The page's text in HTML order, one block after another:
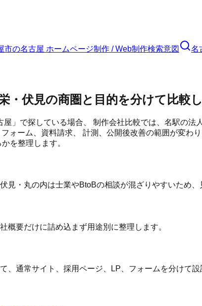
市の名古屋 ホームページ制作 / Web制作検索意図 名
・伏見の商圏と目的を分けて比較
」で探している場合、 制作会社比較では、名駅の
ォーム、資料請求、 計測、公開後改善の範囲が変わ
を整理します。
・丸の内は士業やBtoBの相談が混ざりやすいため、
概要だけに詰め込まず用途別に整理します。
通常サイト、採用ページ、LP、フォームを分けて設